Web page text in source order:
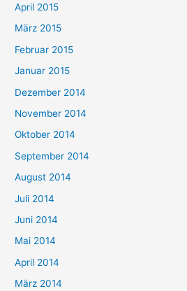
April 2015
März 2015
Februar 2015
Januar 2015
Dezember 2014
November 2014
Oktober 2014
September 2014
August 2014
Juli 2014
Juni 2014
Mai 2014
April 2014
März 2014